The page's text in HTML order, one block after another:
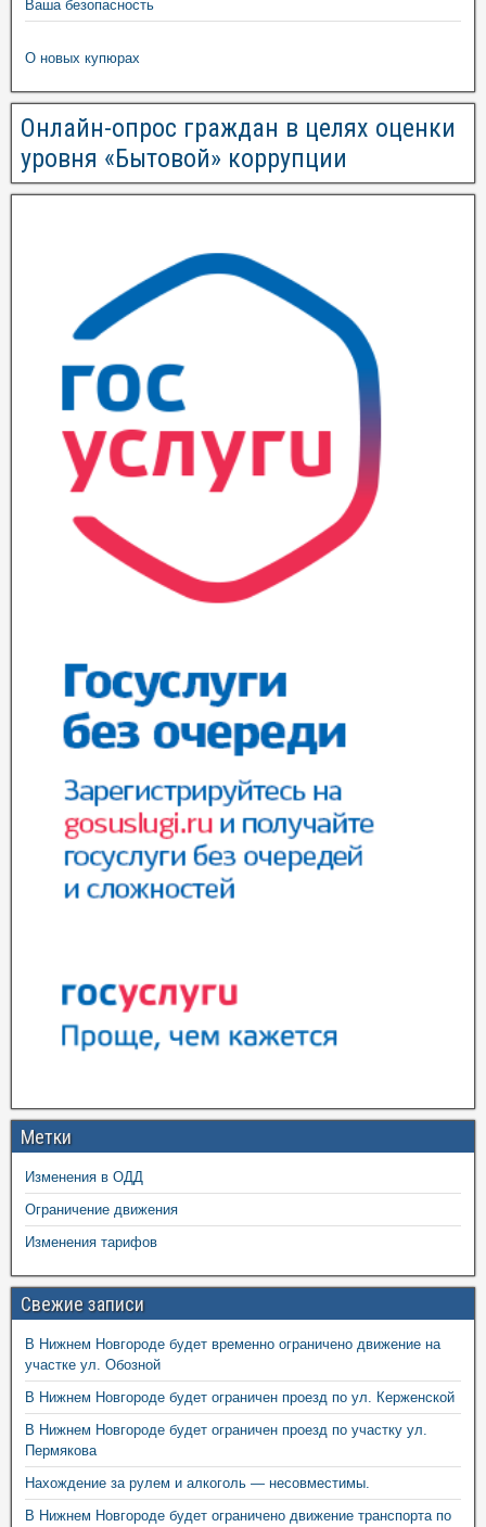
Ваша безопасность
О новых купюрах
Онлайн-опрос граждан в целях оценки
уровня «Бытовой» коррупции
Метки
Изменения в ОДД
Ограничение движения
Изменения тарифов
Свежие записи
В Нижнем Новгороде будет временно ограничено движение на
участке ул. Обозной
В Нижнем Новгороде будет ограничен проезд по ул. Керженской
В Нижнем Новгороде будет ограничен проезд по участку ул.
Пермякова
Нахождение за рулем и алкоголь — несовместимы.
В Нижнем Новгороде будет ограничено движение транспорта по